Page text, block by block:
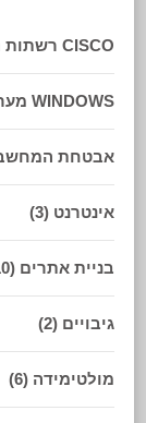
CISCO רשתות תקשורת נתבי
WINDOWS מערכת הפעלה
אבטחת
אינטרנט (3)
בניית אתרים (10)
גיבויים (2)
מולטימידה (6)